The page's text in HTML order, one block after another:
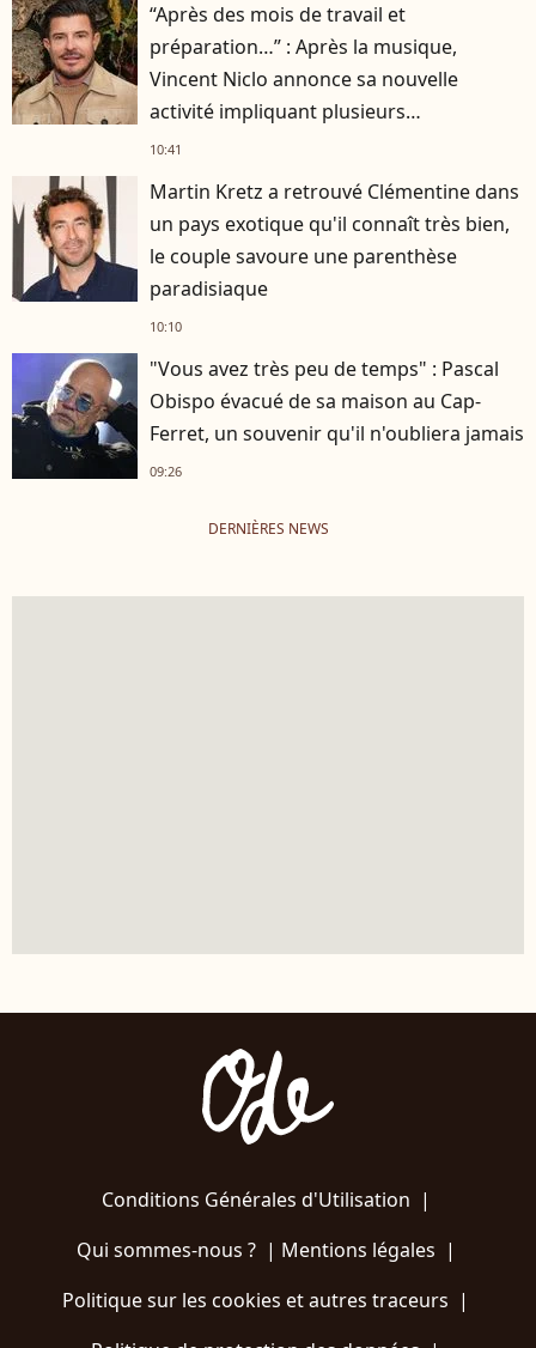
“Après des mois de travail et
préparation…” : Après la musique,
Vincent Niclo annonce sa nouvelle
activité impliquant plusieurs
personnalités
10:41
Martin Kretz a retrouvé Clémentine dans
un pays exotique qu'il connaît très bien,
le couple savoure une parenthèse
paradisiaque
10:10
"Vous avez très peu de temps" : Pascal
Obispo évacué de sa maison au Cap-
Ferret, un souvenir qu'il n'oubliera jamais
09:26
DERNIÈRES NEWS
Conditions Générales d'Utilisation |
Qui sommes-nous ?| Mentions légales |
Politique sur les cookies et autres traceurs |